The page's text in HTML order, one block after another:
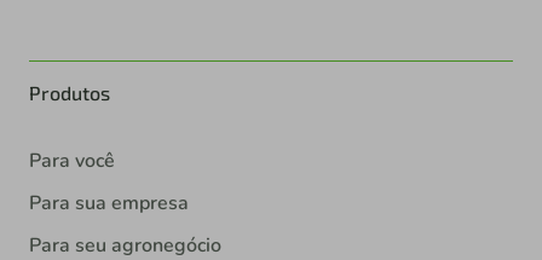
Produtos
Para você
Para sua empresa
Para seu agronegócio